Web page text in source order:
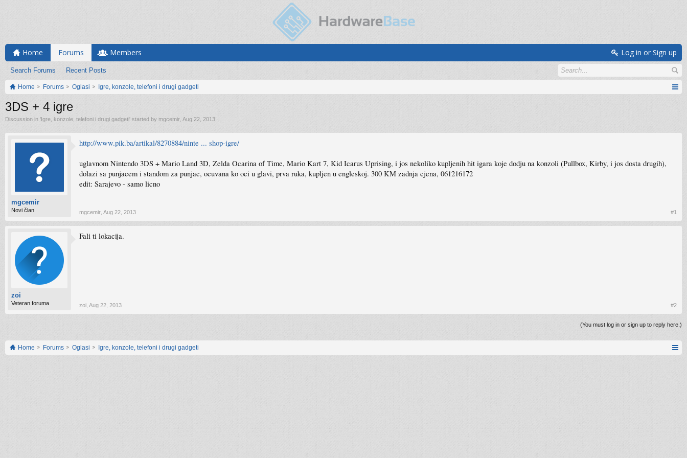
Home Forums
Search Forums Recent Posts
Members Log in or Sign up
Home Forums Oglasi Igre, konzole, telefoni i drugi gadgeti
3DS + 4 igre
Discussion in 'Igre, konzole, telefoni i drugi gadgeti' started by mgcemir Aug 22, 2013
mgcemir
Novi član
http://www.pik.ba/artikal/8270884/ninte ... shop-igre/
uglavnom Nintendo 3DS + Mario Land 3D, Zelda Ocarina of Time, Mario Kart 7, Kid Icarus Uprising, i jos nekoliko kupljenih hit igara koje dodju na konzoli (Pullbox, Kirby, i jos dosta drugih),
dolazi sa punjacem i standom za punjac, ocuvana ko oci u glavi, prva ruka, kupljen u engleskoj. 300 KM zadnja cjena, 061216172
edit: Sarajevo - samo licno
mgcemir Aug 22, 2013 #1
zoi
Veteran foruma
Fali ti lokacija.
zoi Aug 22, 2013 #2
(You must log in or sign up to reply here.)
Home Forums Oglasi Igre, konzole, telefoni i drugi gadgeti